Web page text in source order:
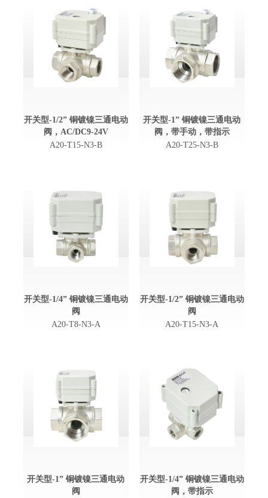
开关型-1/2” 铜镀镍三通电动
阀，AC/DC9-24V
A20-T15-N3-B
开关型-1” 铜镀镍三通电动
阀，带手动，带指示
A20-T25-N3-B
开关型-1/4” 铜镀镍三通电动
阀
A20-T8-N3-A
开关型-1/2” 铜镀镍三通电动
阀
A20-T15-N3-A
开关型-1” 铜镀镍三通电动
阀
开关型-1/4” 铜镀镍三通电动
阀，带指示